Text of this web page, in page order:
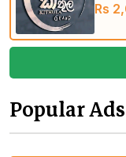
Rs
Popular Ads